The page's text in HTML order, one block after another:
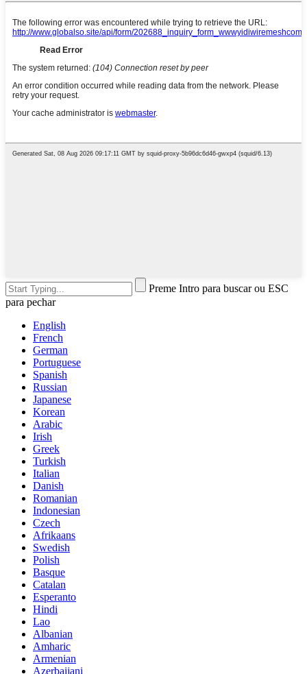
Preme Intro para buscar ou ESC
para pechar
English
French
German
Portuguese
Spanish
Russian
Japanese
Korean
Arabic
Irish
Greek
Turkish
Italian
Danish
Romanian
Indonesian
Czech
Afrikaans
Swedish
Polish
Basque
Catalan
Esperanto
Hindi
Lao
Albanian
Amharic
Armenian
Azerbaijani